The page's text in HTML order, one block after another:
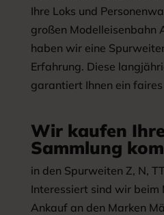
Ihre Loks und
großen Modelleisenbahn
haben wir eine
Erfahrung. Diese
garantiert Ihnen ein
Wir kaufen
Sammlung
in den Spurweiten Z, N,
Interessiert sind wir beim
Ankauf an den Marken